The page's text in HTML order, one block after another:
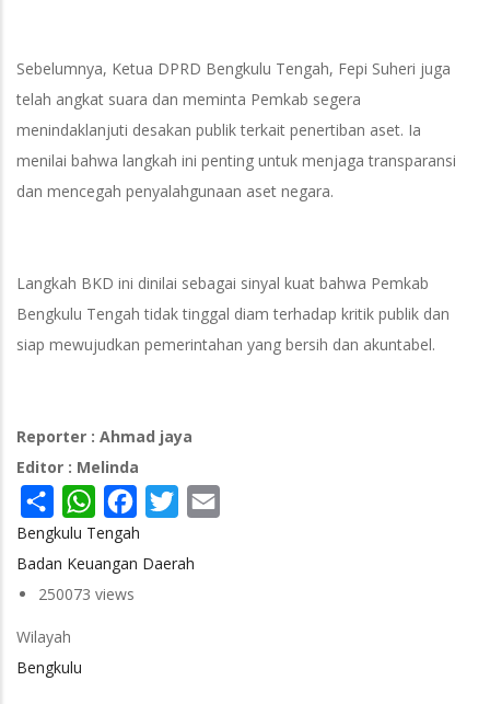
Sebelumnya, Ketua DPRD Bengkulu Tengah, Fepi Suheri juga
telah angkat suara dan meminta Pemkab segera
menindaklanjuti desakan publik terkait penertiban aset. Ia
menilai bahwa langkah ini penting untuk menjaga transparansi
dan mencegah penyalahgunaan aset negara.
Langkah BKD ini dinilai sebagai sinyal kuat bahwa Pemkab
Bengkulu Tengah tidak tinggal diam terhadap kritik publik dan
siap mewujudkan pemerintahan yang bersih dan akuntabel.
Reporter : Ahmad jaya
Editor : Melinda
Share WhatsAppFacebook
Twitter
Bengkulu Tengah
Badan Keuangan Daerah
250073 views
Wilayah
Bengkulu